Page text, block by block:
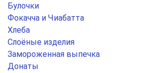
Булочки
Фокачча и Чиабатта
Хлеба
Слоёные изделия
Замороженная выпечка
Донаты